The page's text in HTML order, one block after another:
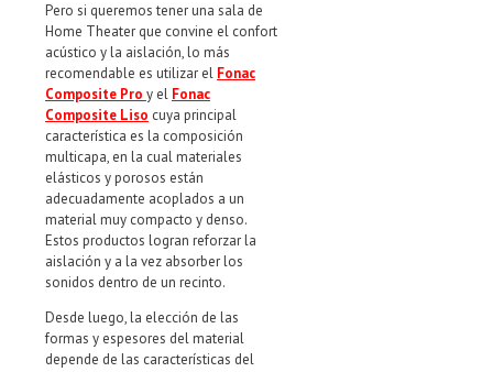
Pero si queremos tener una sala de
Home Theater que convine el confort
acústico y la aislación, lo más
recomendable es utilizar el Fonac
Composite Pro y el Fonac
Composite Liso cuya principal
característica es la composición
multicapa, en la cual materiales
elásticos y porosos están
adecuadamente acoplados a un
material muy compacto y denso.
Estos productos logran reforzar la
aislación y a la vez absorber los
sonidos dentro de un recinto.
Desde luego, la elección de las
formas y espesores del material
depende de las características del